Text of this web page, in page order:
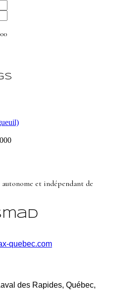
et indépendant de
quebec.com
des Rapides, Québec,